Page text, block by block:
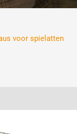
voor spielatten